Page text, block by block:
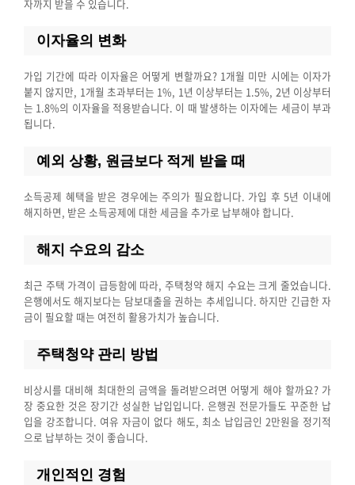
자까지 받을 수 있습니다.
이자율의 변화
가입 기간에 따라 이자율은 어떻게 변할까요? 1개월 미만 시에는 이자가
붙지 않지만, 1개월 초과부터는 1%, 1년 이상부터는 1.5%, 2년 이상부터
는 1.8%의 이자율을 적용받습니다. 이 때 발생하는 이자에는 세금이 부과
됩니다.
예외 상황, 원금보다 적게 받을 때
소득공제 혜택을 받은 경우에는 주의가 필요합니다. 가입 후 5년 이내에
해지하면, 받은 소득공제에 대한 세금을 추가로 납부해야 합니다.
해지 수요의 감소
최근 주택 가격이 급등함에 따라, 주택청약 해지 수요는 크게 줄었습니다.
은행에서도 해지보다는 담보대출을 권하는 추세입니다. 하지만 긴급한 자
금이 필요할 때는 여전히 활용가치가 높습니다.
주택청약 관리 방법
비상시를 대비해 최대한의 금액을 돌려받으려면 어떻게 해야 할까요? 가
장 중요한 것은 장기간 성실한 납입입니다. 은행권 전문가들도 꾸준한 납
입을 강조합니다. 여유 자금이 없다 해도, 최소 납입금인 2만원을 정기적
으로 납부하는 것이 좋습니다.
개인적인 경험